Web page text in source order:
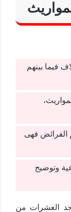
فيما بينهم
الفرائض فهى
وتوضيح
العشرات من